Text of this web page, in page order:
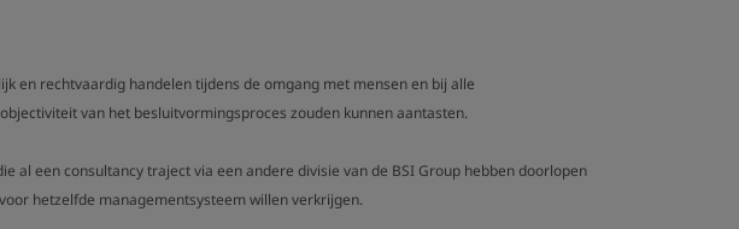
en rechtvaardig handelen tijdens de omgang met mensen en bij alle
van het besluitvormingsproces zouden kunnen aantasten.
een consultancy traject via een andere divisie van de BSI Group hebben doorlopen
hetzelfde managementsysteem willen verkrijgen.